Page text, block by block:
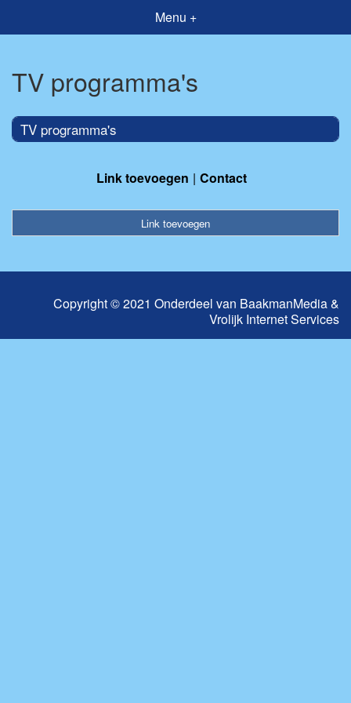
Menu +
TV programma's
TV programma's
Link toevoegen Contact
Link toevoegen
Copyright © 2021 Onderdeel van BaakmanMedia&
Vrolijk Internet Services